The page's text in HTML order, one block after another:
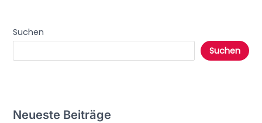
Suchen
Suchen
Neueste Beiträge